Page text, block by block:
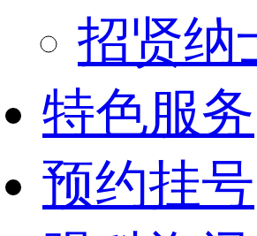
招贤纳
特色服务
预约挂号